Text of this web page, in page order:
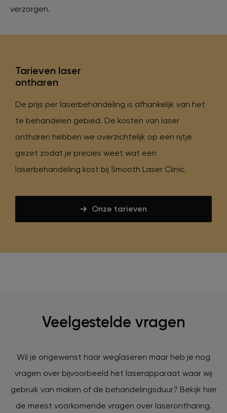
verzorgen.
Tarieven laser
ontharen
De prijs per laserbehandeling is afhankelijk van het
te behandelen gebied. De kosten van laser
ontharen hebben we overzichtelijk op een rijtje
gezet zodat je precies weet wat een
laserbehandeling kost bij Smooth Laser Clinic.
Onze tarieven
Veelgestelde vragen
Wil je ongewenst haar weglaseren maar heb je nog
vragen over bijvoorbeeld het laserapparaat waar wij
gebruik van maken of de behandelingsduur? Bekijk hier
de meest voorkomende vragen over laserontharing.